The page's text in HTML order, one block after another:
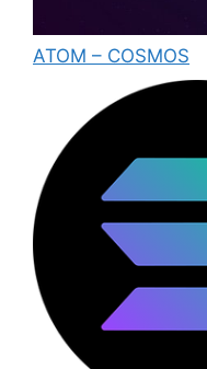
ATOM – COSMOS